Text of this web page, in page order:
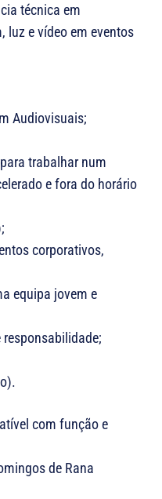
técnica em
luz e vídeo em eventos
Audiovisuais;
trabalhar num
e fora do horário
corporativos,
equipa jovem e
com função e
de Rana